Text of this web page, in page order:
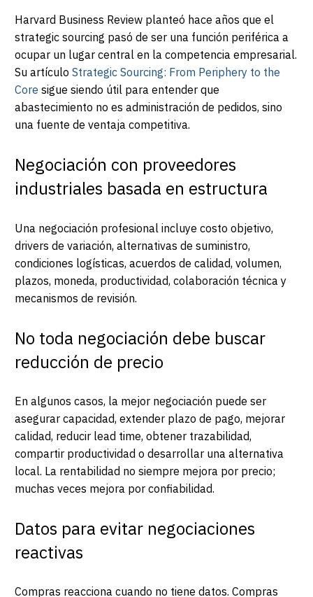
Harvard Business Review planteó hace años que el
strategic sourcing pasó de ser una función periférica a
ocupar un lugar central en la competencia empresarial.
Su artículo Strategic Sourcing: From Periphery to the
Core sigue siendo útil para entender que
abastecimiento no es administración de pedidos, sino
una fuente de ventaja competitiva.
Negociación con proveedores
industriales basada en estructura
Una negociación profesional incluye costo objetivo,
drivers de variación, alternativas de suministro,
condiciones logísticas, acuerdos de calidad, volumen,
plazos, moneda, productividad, colaboración técnica y
mecanismos de revisión.
No toda negociación debe buscar
reducción de precio
En algunos casos, la mejor negociación puede ser
asegurar capacidad, extender plazo de pago, mejorar
calidad, reducir lead time, obtener trazabilidad,
compartir productividad o desarrollar una alternativa
local. La rentabilidad no siempre mejora por precio;
muchas veces mejora por confiabilidad.
Datos para evitar negociaciones
reactivas
Compras reacciona cuando no tiene datos. Compras